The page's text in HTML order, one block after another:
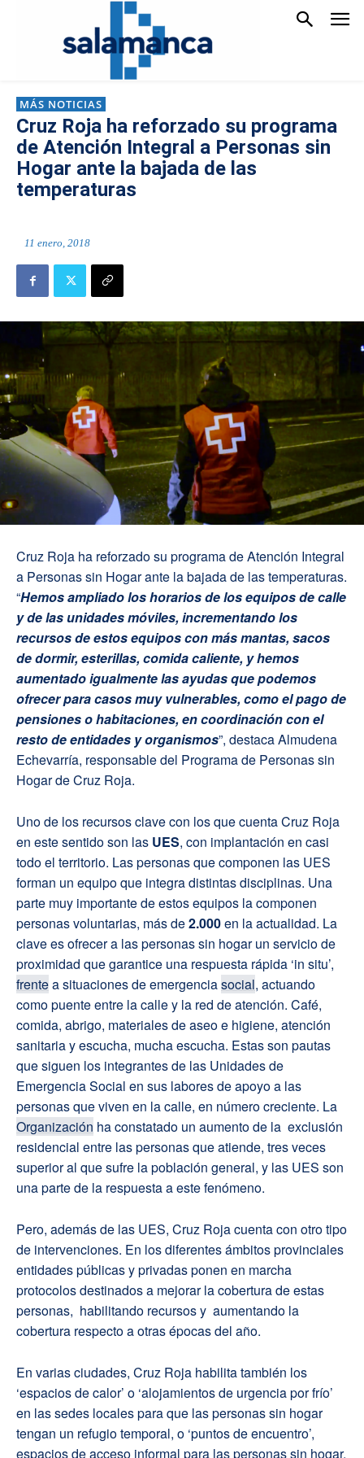
MÁS NOTICIAS
Cruz Roja ha reforzado su programa
de Atención Integral a Personas sin
Hogar ante la bajada de las
temperaturas
11 enero, 2018
Cruz Roja ha reforzado su programa de Atención Integral
a Personas sin Hogar ante la bajada de las temperaturas.
“Hemos ampliado los horarios de los equipos de calle
y de las unidades móviles, incrementando los
recursos de estos equipos con más mantas, sacos
de dormir, esterillas, comida caliente, y hemos
aumentado igualmente las ayudas que podemos
ofrecer para casos muy vulnerables, como el pago de
pensiones o habitaciones, en coordinación con el
resto de entidades y organismos”, destaca Almudena
Echevarría, responsable del Programa de Personas sin
Hogar de Cruz Roja.
Uno de los recursos clave con los que cuenta Cruz Roja
en este sentido son las UES, con implantación en casi
todo el territorio. Las personas que componen las UES
forman un equipo que integra distintas disciplinas. Una
parte muy importante de estos equipos la componen
personas voluntarias, más de2.000en la actualidad. La
clave es ofrecer a las personas sin hogar un servicio de
proximidad que garantice una respuesta rápida ‘in situ’,
frentea situaciones de emergenciasocial, actuando
como puente entre la calle y la red de atención. Café,
comida, abrigo, materiales de aseo e higiene, atención
sanitaria y escucha, mucha escucha. Estas son pautas
que siguen los integrantes de las Unidades de
Emergencia Social en sus labores de apoyo a las
personas que viven en la calle, en número creciente. La
Organización ha constatado un aumento de la exclusión
residencial entre las personas que atiende, tres veces
superior al que sufre la población general, y las UES son
una parte de la respuesta a este fenómeno.
Pero, además de las UES, Cruz Roja cuenta con otro tipo
de intervenciones. En los diferentes ámbitos provinciales
entidades públicas y privadas ponen en marcha
protocolos destinados a mejorar la cobertura de estas
personas, habilitando recursos y aumentando la
cobertura respecto a otras épocas del año.
En varias ciudades, Cruz Roja habilita también los
‘espacios de calor’ o ‘alojamientos de urgencia por frío’
en las sedes locales para que las personas sin hogar
tengan un refugio temporal, o ‘puntos de encuentro’,
espacios de acceso informal para las personas sin hogar,